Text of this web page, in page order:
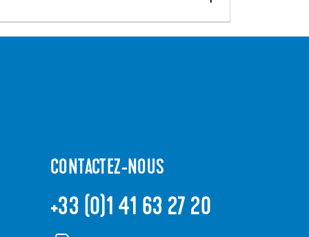
CONTACTEZ-NOUS
+33 (0)1 41 63 27 20